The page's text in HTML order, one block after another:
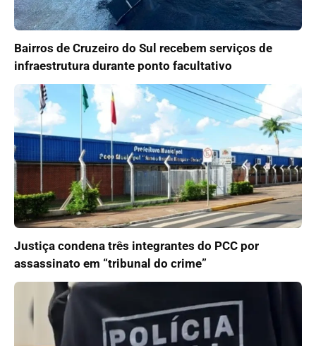
Bairros de Cruzeiro do Sul recebem serviços de
infraestrutura durante ponto facultativo
Justiça condena três integrantes do PCC por
assassinato em “tribunal do crime”